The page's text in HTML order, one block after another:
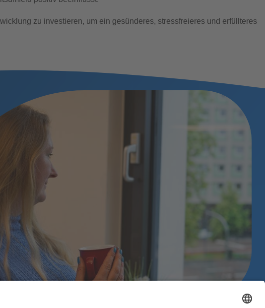
zu investieren, um ein gesünderes, stressfreieres und erfüllteres